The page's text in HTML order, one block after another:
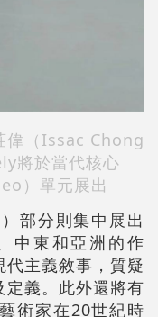
偉（Issac Chong
將於當代核心
）單元展出
部分則集中展出
中東和亞洲的作
主義敘事，質疑
義。此外還將有
術家在20世紀時